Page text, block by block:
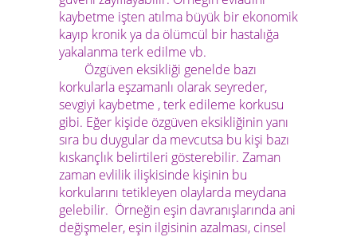
kaybetme işten atılma büyük bir ekonomik
kayıp kronik ya da ölümcül bir hastalığa
yakalanma terk edilme vb.
Özgüven eksikliği genelde bazı
korkularla eşzamanlı olarak seyreder,
sevgiyi kaybetme , terk edileme korkusu
gibi. Eğer kişide özgüven eksikliğinin yanı
sıra bu duygular da mevcutsa bu kişi bazı
kıskançlık belirtileri gösterebilir. Zaman
zaman evlilik ilişkisinde kişinin bu
korkularını tetikleyen olaylarda meydana
gelebilir. Örneğin eşin davranışlarında ani
değişmeler, eşin ilgisinin azalması, cinsel